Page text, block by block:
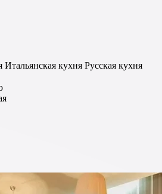
Итальянская кухня Русская кухня